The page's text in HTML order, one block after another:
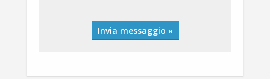
Invia messaggio »